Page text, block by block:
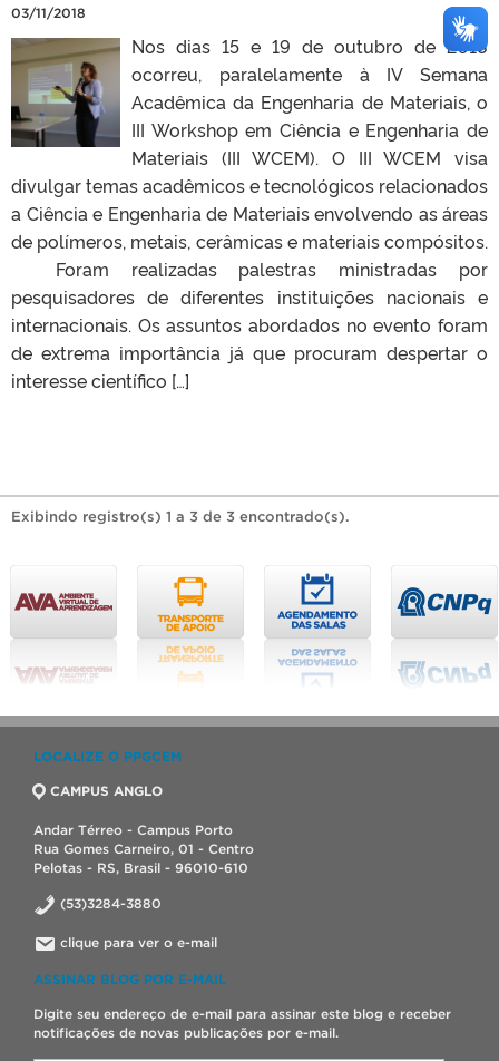
03/11/2018
Nos dias 15 e 19 de outubro de 2018
ocorreu, paralelamente à IV Semana
Acadêmica da Engenharia de Materiais, o
III Workshop em Ciência e Engenharia de
Materiais (III WCEM). O III WCEM visa
divulgar temas acadêmicos e tecnológicos relacionados
a Ciência e Engenharia de Materiais envolvendo as áreas
de polímeros, metais, cerâmicas e materiais compósitos.
Foram realizadas palestras ministradas por
pesquisadores de diferentes instituições nacionais e
internacionais. Os assuntos abordados no evento foram
de extrema importância já que procuram despertar o
interesse científico […]
Exibindo registro(s) 1 a 3 de 3 encontrado(s).
LOCALIZE O PPGCEM
CAMPUS ANGLO
Andar Térreo - Campus Porto
Rua Gomes Carneiro, 01 - Centro
Pelotas - RS, Brasil - 96010-610
(53)3284-3880
clique para ver o e-mail
ASSINAR BLOG POR E-MAIL
Digite seu endereço de e-mail para assinar este blog e receber
notificações de novas publicações por e-mail.